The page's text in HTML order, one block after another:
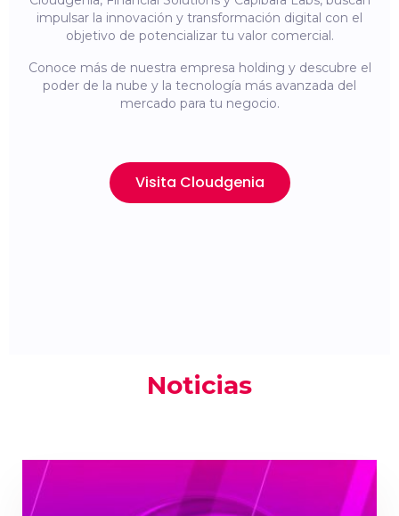
impulsar la innovación y transformación digital con el
objetivo de potencializar tu valor comercial.
Conoce más de nuestra empresa holding y descubre el
poder de la nube y la tecnología más avanzada del
mercado para tu negocio.
Visita Cloudgenia
Noticias